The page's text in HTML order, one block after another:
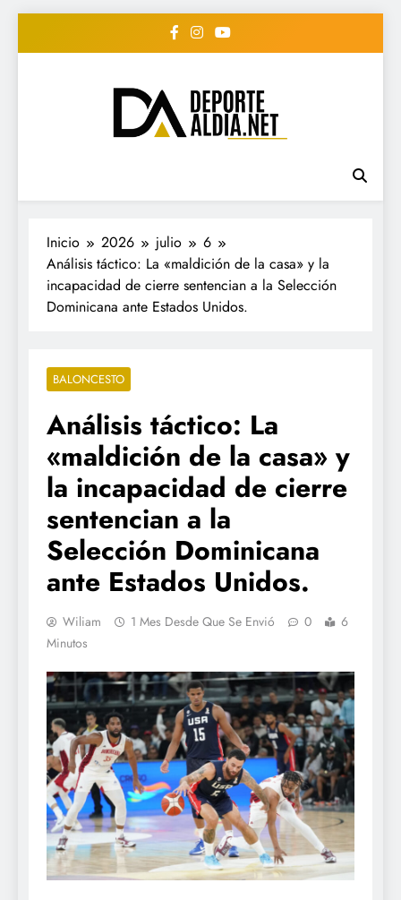
• DEPORTE AL DIA •
"Periodico Deportivo
Digital"
#deportealdiard #deportealdiaperiodico
Inicio 2026 julio
6
Análisis táctico: La «maldición de la casa» y la
incapacidad de cierre sentencian a la Selección
Dominicana ante Estados Unidos.
BALONCESTO
Análisis táctico: La
«maldición de la casa» y
la incapacidad de cierre
sentencian a la
Selección Dominicana
ante Estados Unidos.
Wiliam 1 Mes Desde Que Se Envió 0
6
Minutos